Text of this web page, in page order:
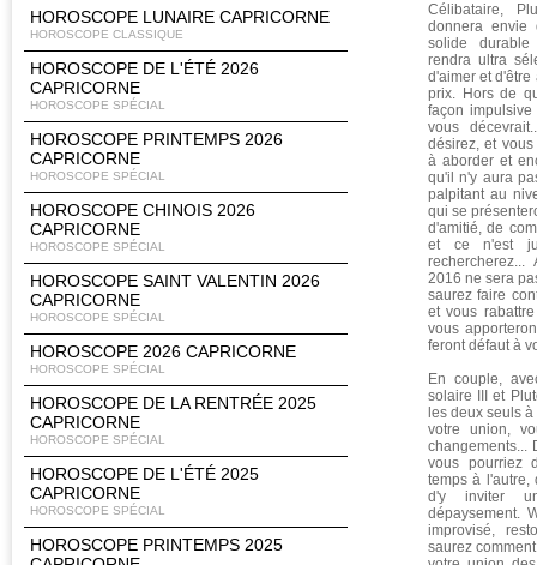
Sagittaire Capricorne
HOROSCOPE LUNAIRE CAPRICORNE
HOROSCOPE CLASSIQUE
HOROSCOPE DE L'ÉTÉ 2026
CAPRICORNE
HOROSCOPE SPÉCIAL
HOROSCOPE PRINTEMPS 2026
CAPRICORNE
HOROSCOPE SPÉCIAL
HOROSCOPE CHINOIS 2026
CAPRICORNE
HOROSCOPE SPÉCIAL
HOROSCOPE SAINT VALENTIN 2026
CAPRICORNE
HOROSCOPE SPÉCIAL
HOROSCOPE 2026 CAPRICORNE
HOROSCOPE SPÉCIAL
HOROSCOPE DE LA RENTRÉE 2025
CAPRICORNE
HOROSCOPE SPÉCIAL
HOROSCOPE DE L'ÉTÉ 2025
CAPRICORNE
HOROSCOPE SPÉCIAL
HOROSCOPE PRINTEMPS 2025
Célibataire,
donnera envie
solide
rendra ultra
d'aimer et
prix. Hors de
façon
vous
désirez, et
à aborder et
qu'il n'y aura
palpitant au
qui se
d'amitié, de
et ce n'est
2016 ne sera
saurez faire
et vous
vous
feront défaut à
En couple,
solaire III et
les deux seuls
votre union,
changements...
vous pourriez
temps à l'autre,
d'y inviter
dépaysement.
improvisé,
saurez